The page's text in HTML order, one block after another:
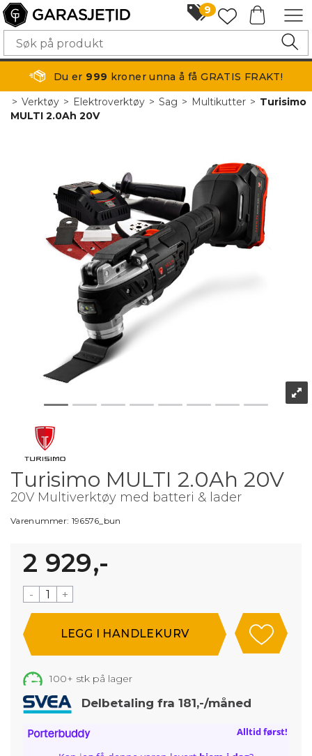
9
Du er 999 kroner unna å få GRATIS FRAKT!
>Verktøy> Elektroverktøy>Sag> Multikutter>Turisimo
MULTI 2.0Ah 20V
Turisimo MULTI 2.0Ah 20V
20V Multiverktøy med batteri & lader
Varenummer: 196576_bun
2 929,-
- +
100+ stk på lager
Delbetaling fra 181,-/måned
Alltid først!